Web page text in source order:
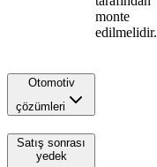
monte
edilmelidir.
Otomotiv
çözümleri
Satış sonrası
yedek